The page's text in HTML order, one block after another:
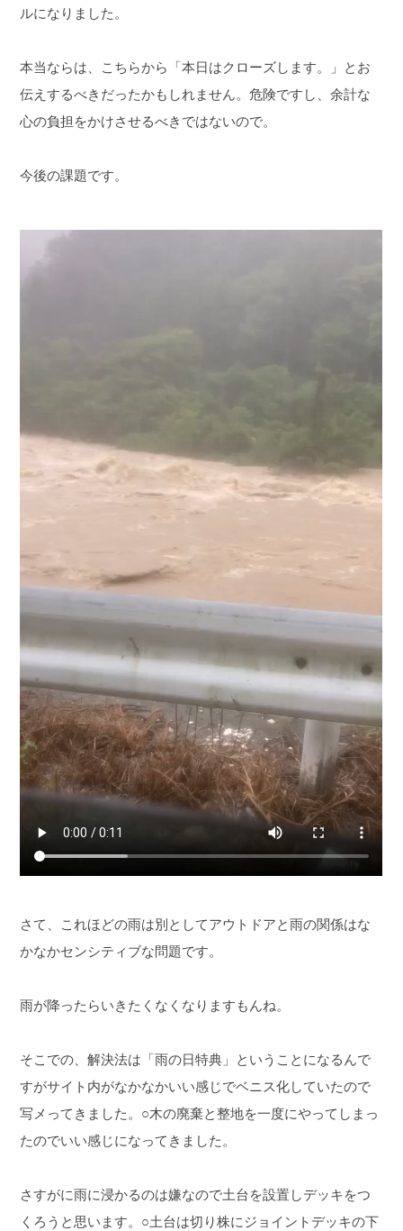
ルになりました。
本当ならは、こちらから「本日はクローズします。」とお
伝えするべきだったかもしれません。危険ですし、余計な
心の負担をかけさせるべきではないので。
今後の課題です。
さて、これほどの雨は別としてアウトドアと雨の関係はな
かなかセンシティブな問題です。
雨が降ったらいきたくなくなりますもんね。
そこでの、解決法は「雨の日特典」ということになるんで
すがサイト内がなかなかいい感じでベニス化していたので
写メってきました。 ○木の廃棄と整地を一度にやってしまっ
たのでいい感じになってきました。
さすがに雨に浸かるのは嫌なので土台を設置しデッキをつ
くろうと思います。 ○土台は切り株にジョイントデッキの下